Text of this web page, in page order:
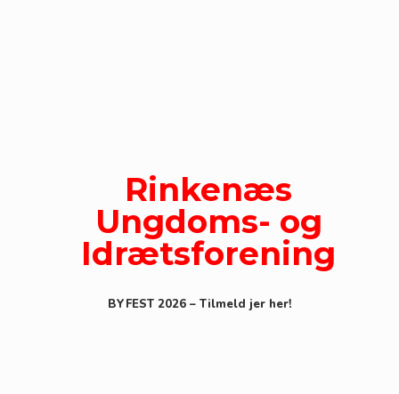
Rinkenæs
Ungdoms- og
Idrætsforening
BYFEST 2026 – Tilmeld jer her!